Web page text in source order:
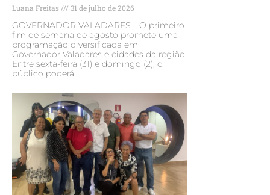
Luana Freitas 31 de julho de 2026
GOVERNADOR VALADARES – O primeiro
fim de semana de agosto promete uma
programação diversificada em
Governador Valadares e cidades da região.
Entre sexta-feira (31) e domingo (2), o
público poderá